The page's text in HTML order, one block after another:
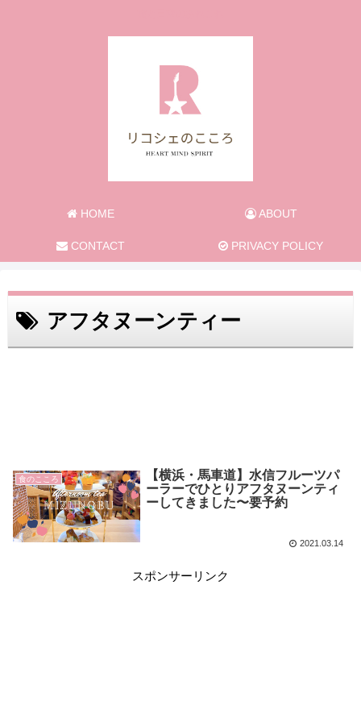
HOME ABOUT
CONTACT PRIVACY POLICY
アフタヌーンティー
食のこころ
【横浜・馬車道】水信フルーツパ
ーラーでひとりアフタヌーンティ
ーしてきました〜要予約
2021.03.14
スポンサーリンク